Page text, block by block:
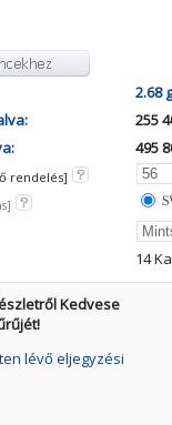
2.68 g
255
495
rendelés]
14
Kedvese
lévő eljegyzési